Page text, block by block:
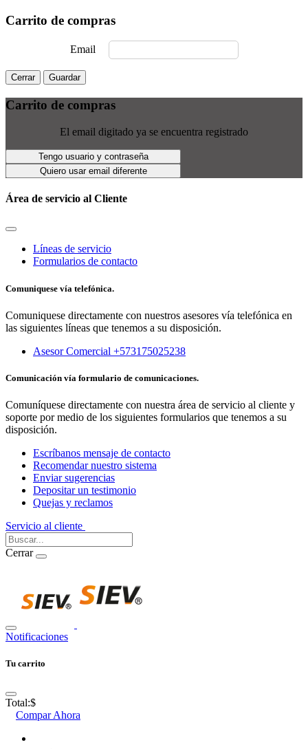
Carrito de compras
Email
Cerrar Guardar
Carrito de compras
El email digitado ya se encuentra registrado
Tengo usuario y contraseña
Quiero usar email diferente
Área de servicio al Cliente
Líneas de servicio
Formularios de contacto
Comuniquese vía telefónica.
Comuniquese directamente con nuestros asesores vía telefónica en
las siguientes líneas que tenemos a su disposición.
Asesor Comercial +573175025238
Comunicación vía formulario de comunicaciones.
Comuníquese directamente con nuestra área de servicio al cliente y
soporte por medio de los siguientes formularios que tenemos a su
disposición.
Escríbanos mensaje de contacto
Recomendar nuestro sistema
Enviar sugerencias
Depositar un testimonio
Quejas y reclamos
Servicio al cliente
Cerrar
Notificaciones
Tu carrito
Total:$
Compar Ahora